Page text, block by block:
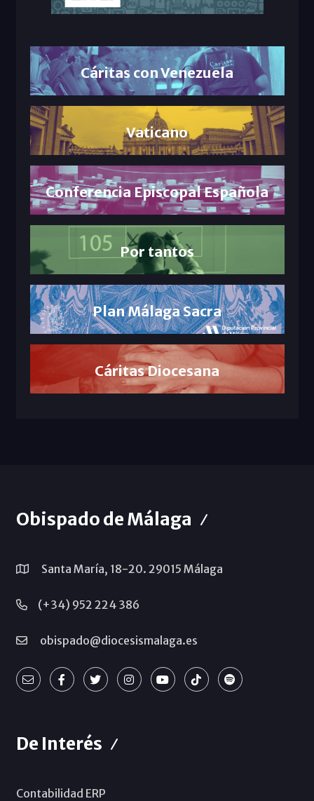
Cáritas con Venezuela
Vaticano
Conferencia Episcopal Española
Por tantos
Plan Málaga Sacra
Cáritas Diocesana
Obispado de Málaga
Santa María, 18-20. 29015 Málaga
(+34) 952 224 386
obispado@diocesismalaga.es
De Interés
Contabilidad ERP